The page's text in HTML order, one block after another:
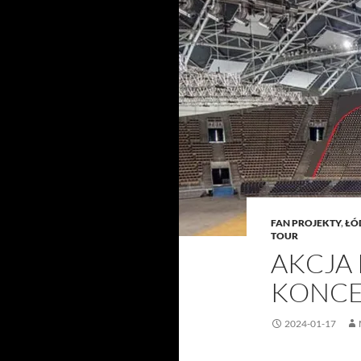
FAN PROJEKTY,
TOUR
AKCJA
2024-01-17